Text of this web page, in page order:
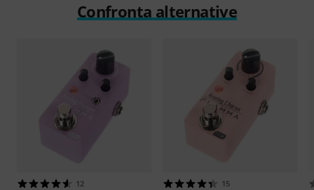
Confronta alternative
12 15